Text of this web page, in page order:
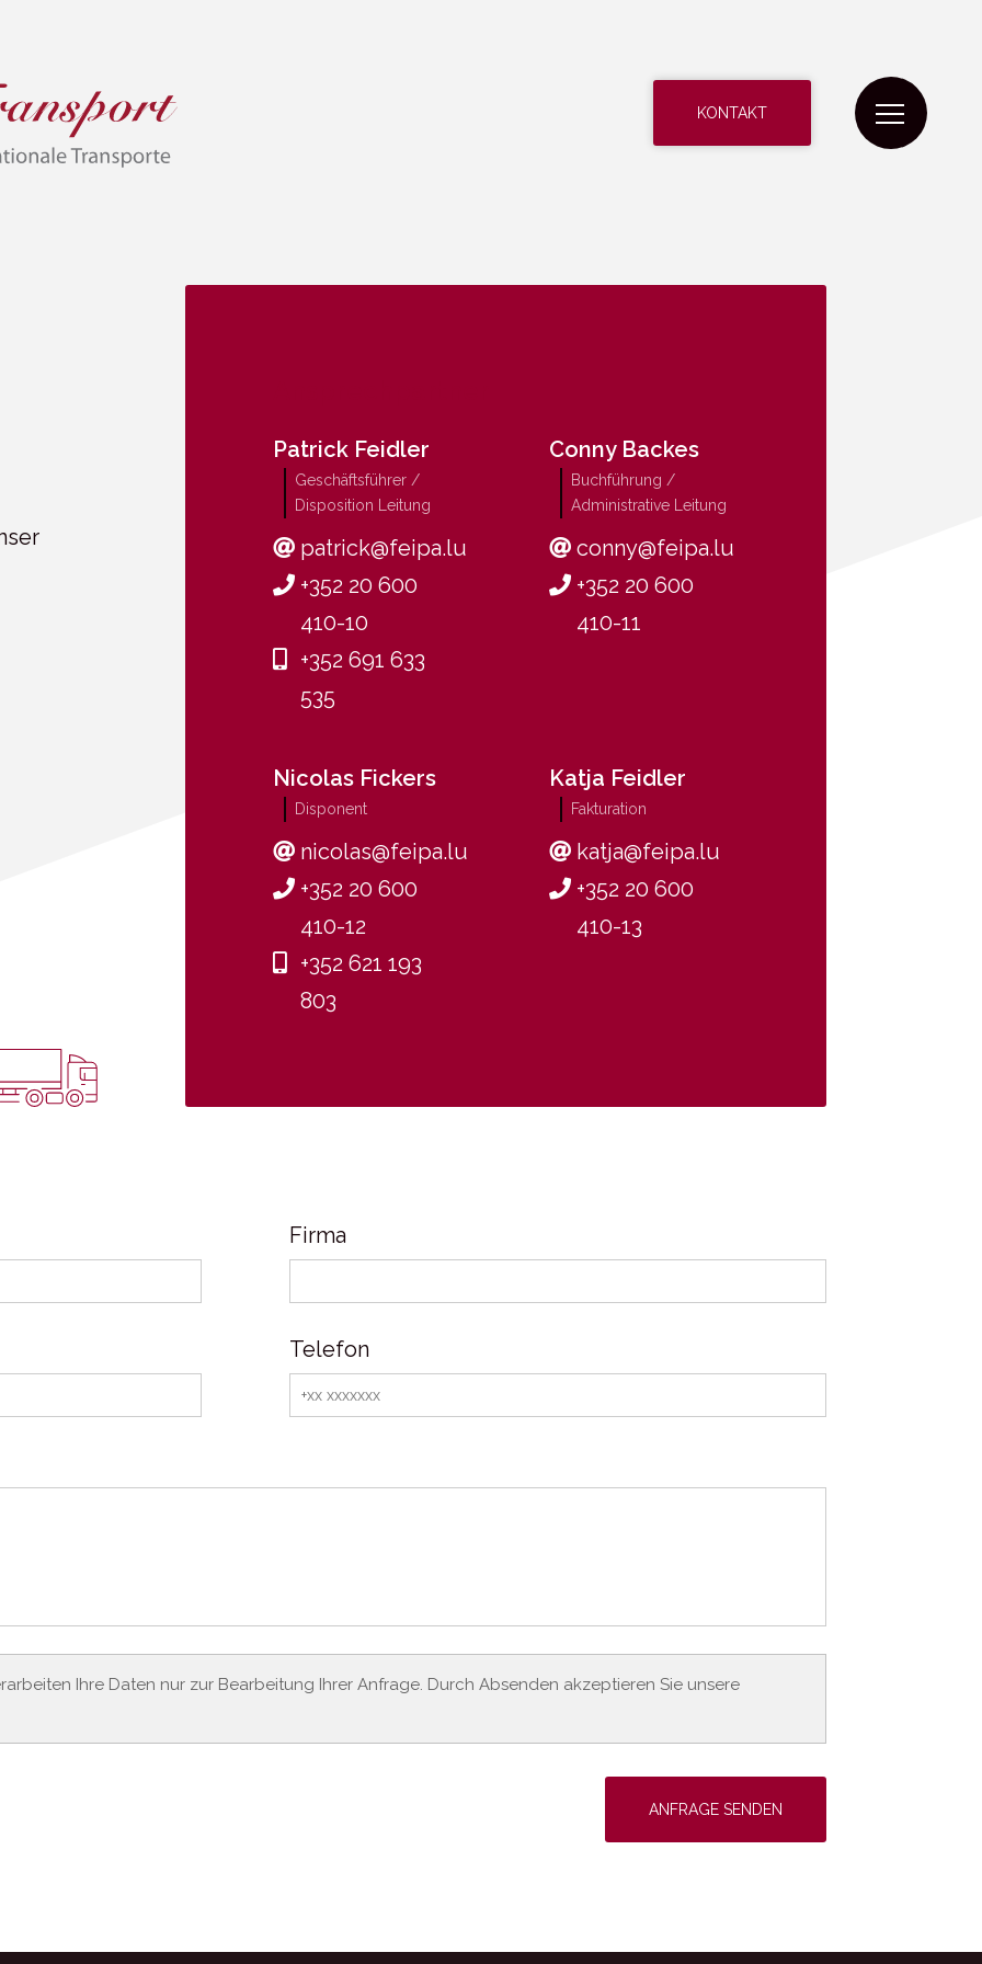
KONTAKT
Patrick Feidler
Geschäftsführer /
Disposition Leitung
patrick@feipa.lu
+352 20 600
410-10
+352 691 633
535
Conny Backes
Buchführung /
Administrative Leitung
conny@feipa.lu
+352 20 600
410-11
Nicolas Fickers
Disponent
nicolas@feipa.lu
+352 20 600
410-12
+352 621 193
803
Katja Feidler
Fakturation
katja@feipa.lu
+352 20 600
410-13
Firma
Telefon
Ihre Daten nur zur Bearbeitung Ihrer Anfrage. Durch Absenden akzeptieren Sie unsere